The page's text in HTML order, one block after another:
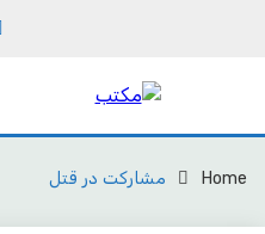
مکتب Home مشارکت در قتل